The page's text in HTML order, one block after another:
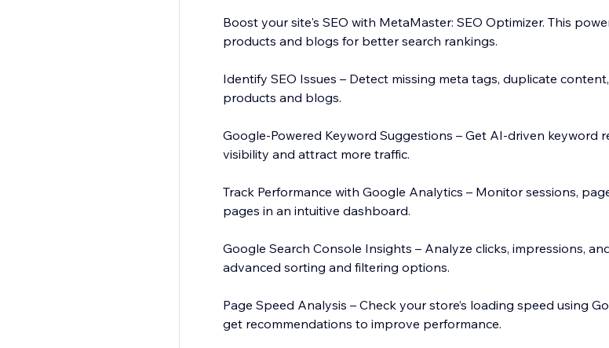
Boost your site's SEO with MetaMaster: SEO Optimizer. This
products and blogs for better search rankings.
Identify SEO Issues – Detect missing meta tags, duplicate
products and blogs.
Google-Powered Keyword Suggestions – Get AI-driven keyword
visibility and attract more traffic.
Track Performance with Google Analytics – Monitor sessions,
pages in an intuitive dashboard.
Google Search Console Insights – Analyze clicks, impressions,
advanced sorting and filtering options.
Page Speed Analysis – Check your store’s loading speed using
get recommendations to improve performance.